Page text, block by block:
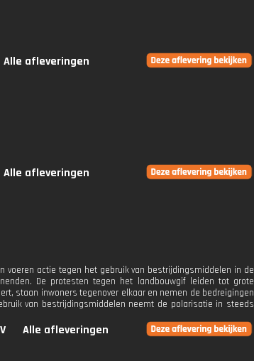
Alle afleveringen
Alle afleveringen
voeren actie tegen het gebruik van bestrijdingsmiddelen in de
De protesten tegen het landbouwgif leiden tot grote
staan inwoners tegenover elkaar en nemen de bedreigingen
van bestrijdingsmiddelen neemt de polarisatie in steeds
Alle afleveringen